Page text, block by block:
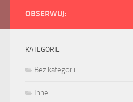
OBSERWUJ:
KATEGORIE
Bez kategorii
Inne